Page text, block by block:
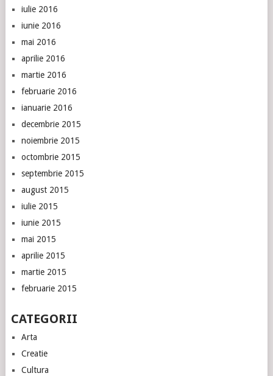
iulie 2016
iunie 2016
mai 2016
aprilie 2016
martie 2016
februarie 2016
ianuarie 2016
decembrie 2015
noiembrie 2015
octombrie 2015
septembrie 2015
august 2015
iulie 2015
iunie 2015
mai 2015
aprilie 2015
martie 2015
februarie 2015
CATEGORII
Arta
Creatie
Cultura